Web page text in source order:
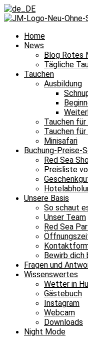
Home
News
Blog Rotes
Tägliche
Tauchen
Ausbildung
Tauchen
Tauchen
Minisafari
Buchung-Preise-
Red Sea
Preisliste
Unsere Basis
So schaut
Unser Team
Red Sea
Bewirb dich
Fragen und
Wissenswertes
Wetter in
Gästebuch
Instagram
Webcam
Downloads
Night Mode